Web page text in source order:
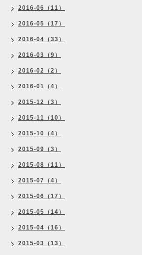
2016-06（11）
2016-05（17）
2016-04（33）
2016-03（9）
2016-02（2）
2016-01（4）
2015-12（3）
2015-11（10）
2015-10（4）
2015-09（3）
2015-08（11）
2015-07（4）
2015-06（17）
2015-05（14）
2015-04（16）
2015-03（13）